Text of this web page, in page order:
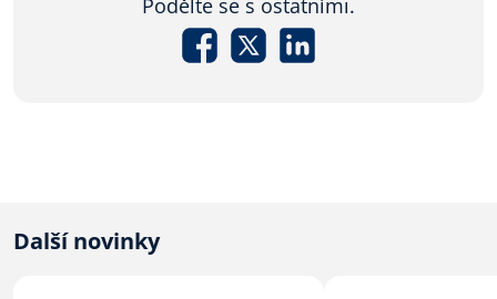
Podělte se s ostatními.
Další novinky